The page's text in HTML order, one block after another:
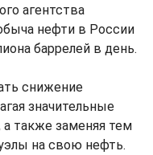
агентства
нефти в России
баррелей в день.
снижение
значительные
а также заменяя тем
на свою нефть.